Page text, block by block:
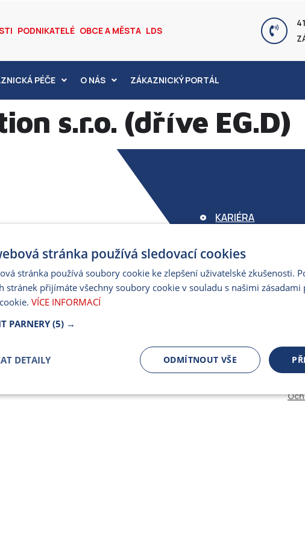
PODNIKATELÉ OBCE A MĚSTA LDS
PÉČE O NÁS ZÁKAZNICKÝ PORTÁL
s.r.o. (dříve EG.D)
KARIÉRA
ZÁRUKA
PARTNERSKÝ
stránka používá sledovací cookies
stránka používá soubory cookie ke zlepšení uživatelské zkušenosti.
stránek přijímáte všechny soubory cookie v souladu s našimi zásadami
VÍCE INFORMACÍ
PARNERY(5) →
ODMÍTNOUT VŠE
DETAILY
nutné
Výkonnostní Cílení